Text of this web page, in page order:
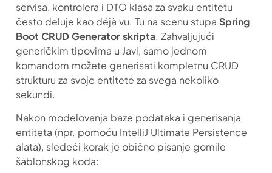
servisa, kontrolera i DTO klasa za svaku entitetu
često deluje kao déjà vu. Tu na scenu stupa Spring
Boot CRUD Generator skripta. Zahvaljujući
generičkim tipovima u Javi, samo jednom
komandom možete generisati kompletnu CRUD
strukturu za svoje entitete za svega nekoliko
sekundi.
Nakon modelovanja baze podataka i generisanja
entiteta (npr. pomoću IntelliJ Ultimate Persistence
alata), sledeći korak je obično pisanje gomile
šablonskog koda: